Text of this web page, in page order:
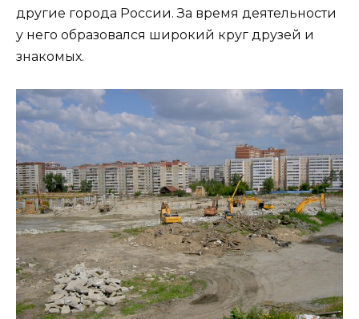
другие города России. За время деятельности
у него образовался широкий круг друзей и
знакомых.